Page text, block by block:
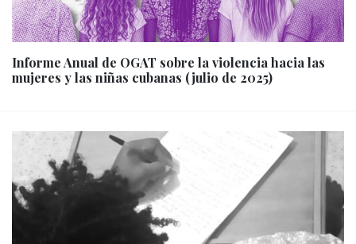
Informe Anual de OGAT sobre la violencia hacia las
mujeres y las niñas cubanas (julio de 2025)